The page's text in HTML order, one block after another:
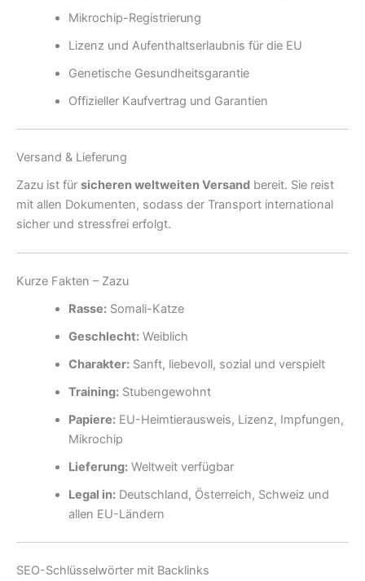
Mikrochip-Registrierung
Lizenz und Aufenthaltserlaubnis für die EU
Genetische Gesundheitsgarantie
Offizieller Kaufvertrag und Garantien
Versand & Lieferung
Zazu ist für sicheren weltweiten Versand bereit. Sie reist
mit allen Dokumenten, sodass der Transport international
sicher und stressfrei erfolgt.
Kurze Fakten – Zazu
Rasse:Somali-Katze
Geschlecht:Weiblich
Charakter:Sanft, liebevoll, sozial und verspielt
Training:Stubengewohnt
Papiere:EU-Heimtierausweis, Lizenz, Impfungen,
Mikrochip
Lieferung:Weltweit verfügbar
Legal in:Deutschland, Österreich, Schweiz und
allen EU-Ländern
SEO-Schlüsselwörter mit Backlinks